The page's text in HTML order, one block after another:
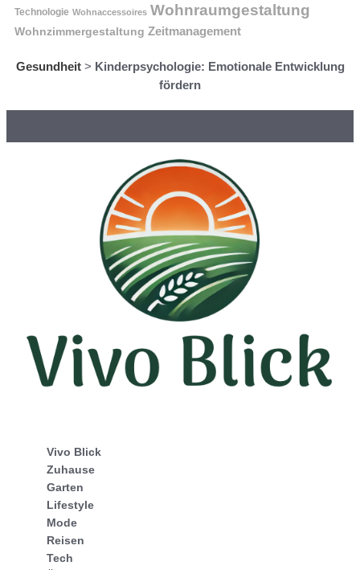
Technologie Wohnaccessoires Wohnraumgestaltung
Wohnzimmergestaltung Zeitmanagement
Gesundheit> Kinderpsychologie: Emotionale Entwicklung
fördern
Vivo Blick
Zuhause
Garten
Lifestyle
Mode
Reisen
Tech